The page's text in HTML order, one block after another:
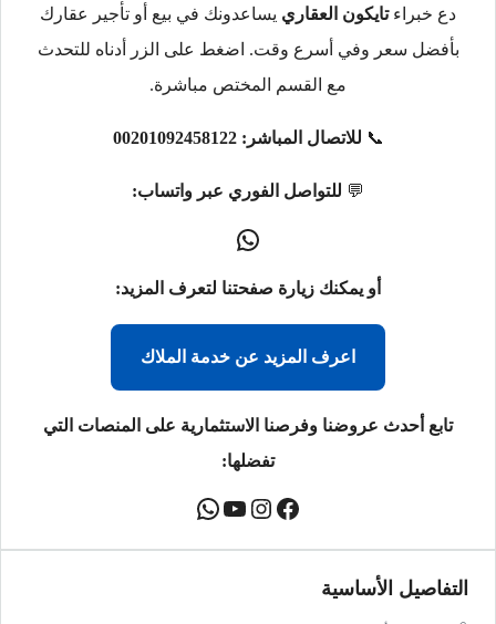
دع خبراءتايكون العقاري يساعدونك في بيع أو تأجير عقارك
بأفضل سعر وفي أسرع وقت. اضغط على الزر أدناه للتحدث
مع القسم المختص مباشرة.
📞 للاتصال المباشر: 00201092458122
💬 للتواصل الفوري عبر واتساب:
أو يمكنك زيارة صفحتنا لتعرف المزيد:
اعرف المزيد عن خدمة الملاك
تابع أحدث عروضنا وفرصنا الاستثمارية على المنصات التي
تفضلها:
التفاصيل الأساسية